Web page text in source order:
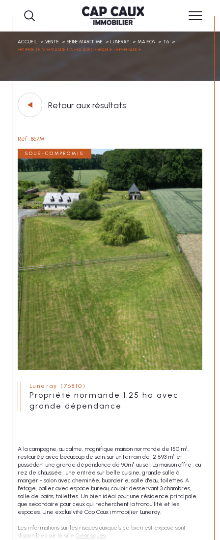
ACCUEIL VENTE SEINE MARITIME LUNERAY MAISON
T6
PROPRIETE NORMANDE 1 25 HA AVEC GRANDE DEPENDANCE
Retour aux résultats
Réf : 867M
SOUS-COMPROMIS
Luneray (76810)
propriété normande 1,25 ha avec
grande dépendance
A la campagne, au calme, magnifique maison normande de 150 m²,
restaurée avec beaucoup de soin, sur un terrain de 12 593 m² et
possédant une grande dépendance de 90m² au sol. La maison offre : au
rez de chaussée : une entrée sur belle cuisine, grande salle à
manger - salon avec cheminée, buanderie, salle d'eau, toilettes. A
l'étage, palier avec espace bureau, couloir desservant 3 chambres,
salle de bains, toilettes. Un bien idéal pour une résidence principale
que secondaire pour ceux qui recherchent la tranquilité et les
espaces. Une exclusivité Cap Caux immobilier Luneray.
Les informations sur les risques auxquels ce bien est exposé sont
disponibles sur le site Géorisques